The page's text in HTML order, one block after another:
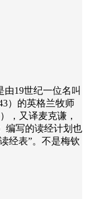
由19世纪一位名叫
）的英格兰牧师
，又译麦克谦，
编写的读经计划也
经表”。不是梅钦